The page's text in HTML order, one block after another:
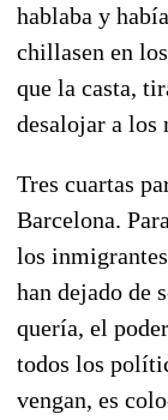
hablaba y
chillasen en
que la casta,
desalojar a los
Tres cuartas
Barcelona.
los
han dejado de
quería, el
todos los
vengan, es